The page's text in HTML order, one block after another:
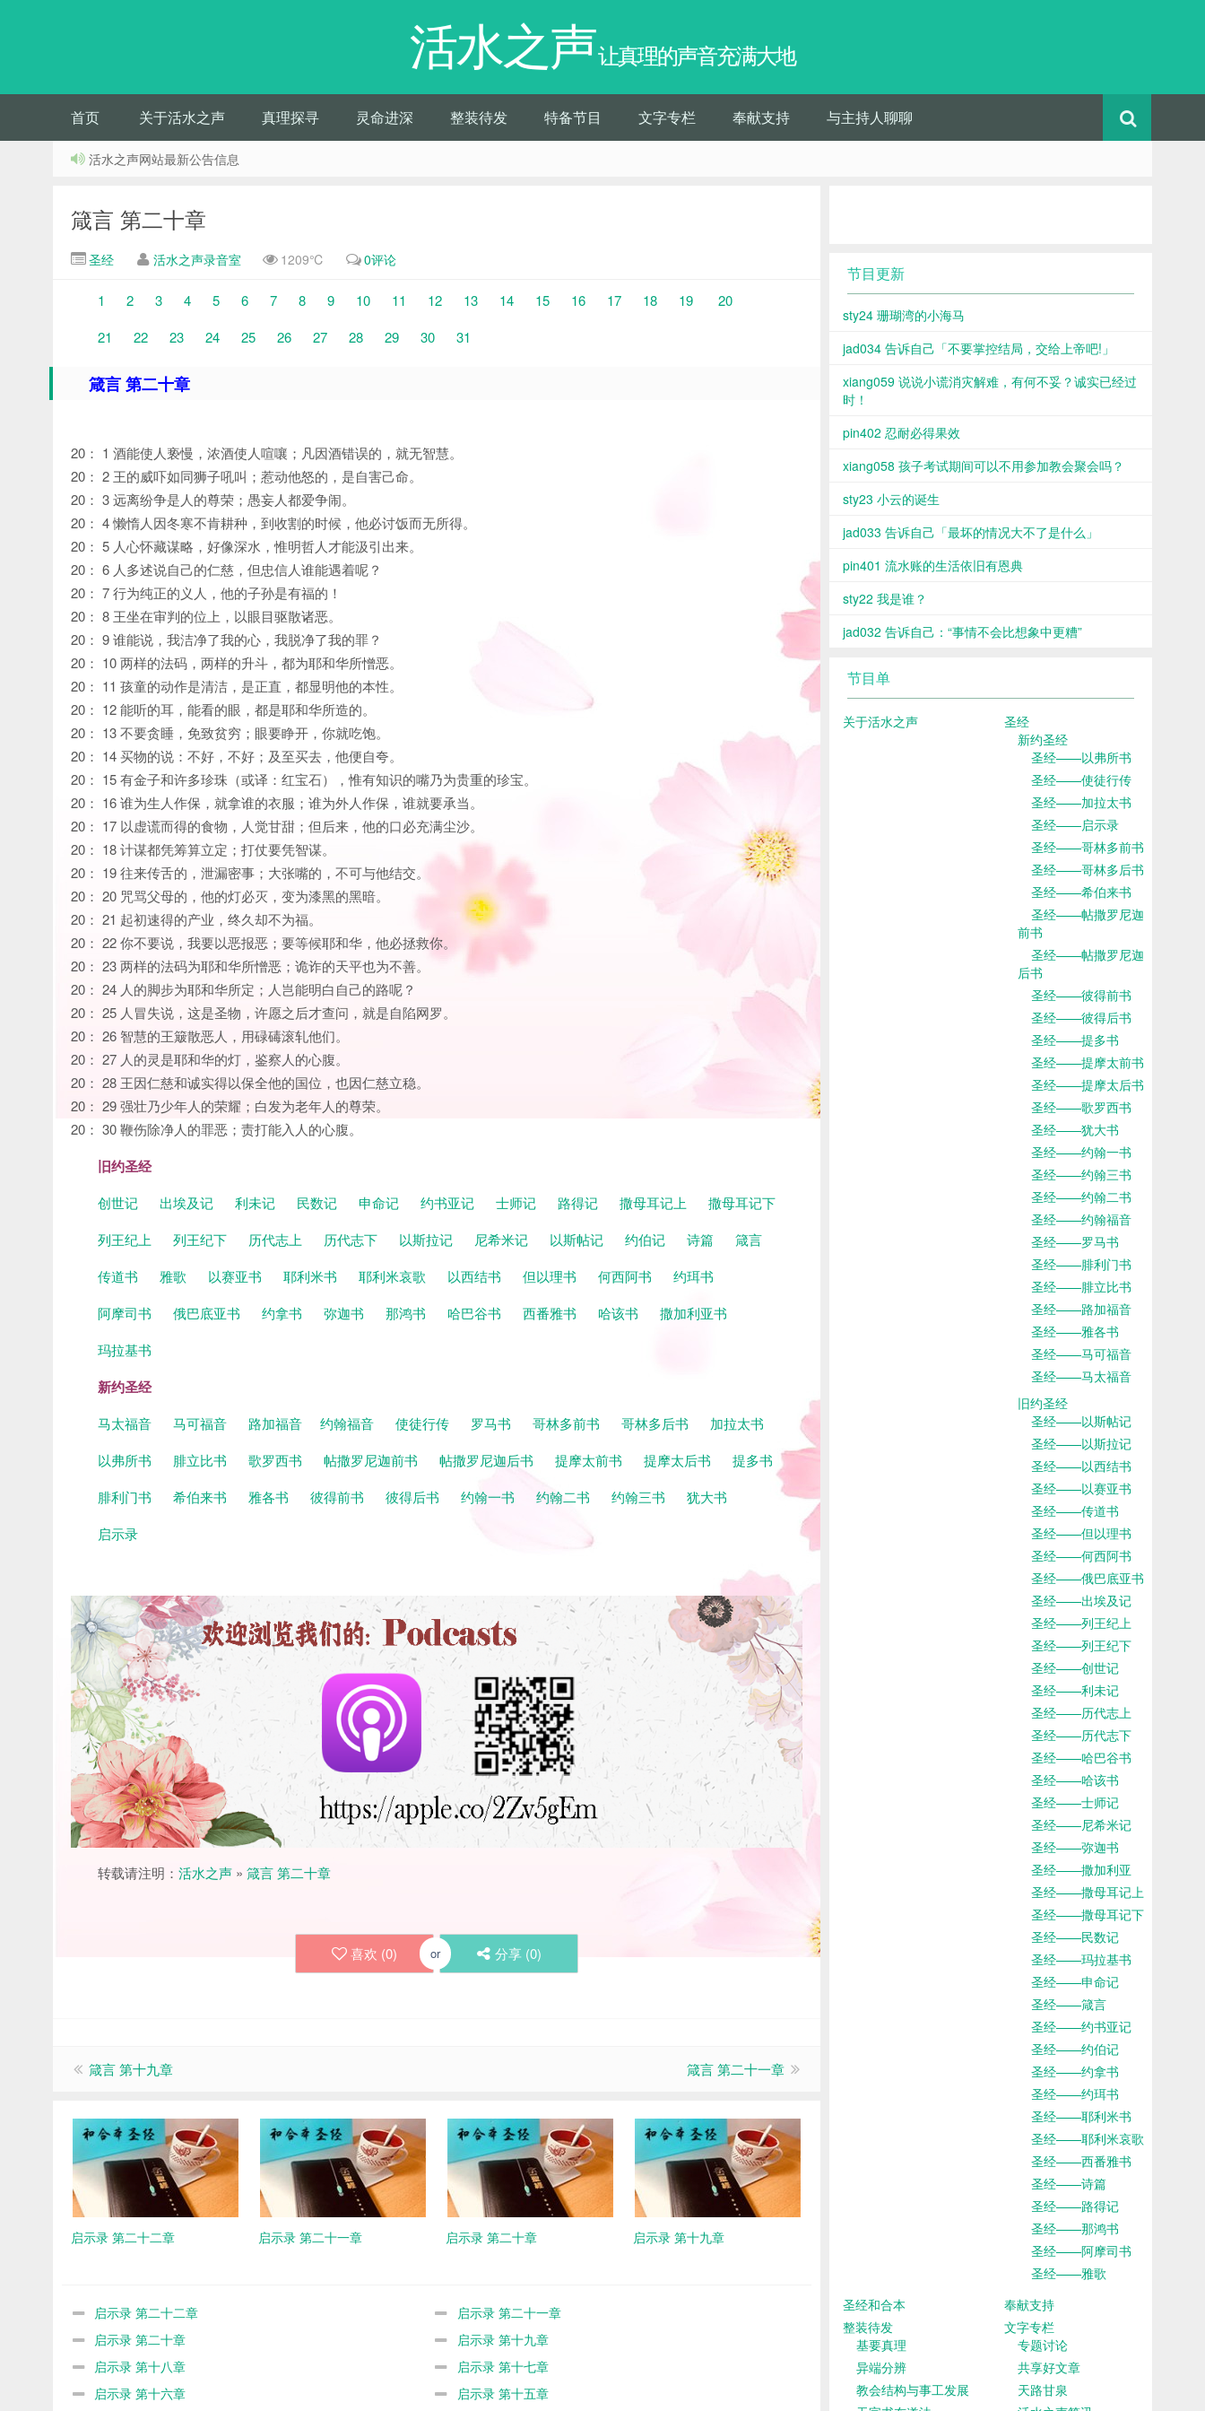
活水之声让真理的声音充满大地
首页 关于活水之声 真理探寻 灵命进深 整装待发 特备节目 文字专栏 奉献支持 与主持人聊聊
活水之声网站最新公告信息
箴言 第二十章
圣经 活水之声录音室 1209℃ 0评论
1 2 3 4 5 6 7 8 9 10 11 12 13 14 15 16 17 18 19
20
21
22 23 24 25 26 27 28 29 30 31
箴言 第二十章
20： 1 酒能使人亵慢，浓酒使人喧嚷；凡因酒错误的，就无智慧。
20： 2 王的威吓如同狮子吼叫；惹动他怒的，是自害己命。
20： 3 远离纷争是人的尊荣；愚妄人都爱争闹。
20： 4 懒惰人因冬寒不肯耕种，到收割的时候，他必讨饭而无所得。
20： 5 人心怀藏谋略，好像深水，惟明哲人才能汲引出来。
20： 6 人多述说自己的仁慈，但忠信人谁能遇着呢？
20： 7 行为纯正的义人，他的子孙是有福的！
20： 8 王坐在审判的位上，以眼目驱散诸恶。
20： 9 谁能说，我洁净了我的心，我脱净了我的罪？
20： 10 两样的法码，两样的升斗，都为耶和华所憎恶。
20： 11 孩童的动作是清洁，是正直，都显明他的本性。
20： 12 能听的耳，能看的眼，都是耶和华所造的。
20： 13 不要贪睡，免致贫穷；眼要睁开，你就吃饱。
20： 14 买物的说：不好，不好；及至买去，他便自夸。
20： 15 有金子和许多珍珠（或译：红宝石），惟有知识的嘴乃为贵重的珍宝。
20： 16 谁为生人作保，就拿谁的衣服；谁为外人作保，谁就要承当。
20： 17 以虚谎而得的食物，人觉甘甜；但后来，他的口必充满尘沙。
20： 18 计谋都凭筹算立定；打仗要凭智谋。
20： 19 往来传舌的，泄漏密事；大张嘴的，不可与他结交。
20： 20 咒骂父母的，他的灯必灭，变为漆黑的黑暗。
20： 21 起初速得的产业，终久却不为福。
20： 22 你不要说，我要以恶报恶；要等候耶和华，他必拯救你。
20： 23 两样的法码为耶和华所憎恶；诡诈的天平也为不善。
20： 24 人的脚步为耶和华所定；人岂能明白自己的路呢？
20： 25 人冒失说，这是圣物，许愿之后才查问，就是自陷网罗。
20： 26 智慧的王簸散恶人，用碌碡滚轧他们。
20： 27 人的灵是耶和华的灯，鉴察人的心腹。
20： 28 王因仁慈和诚实得以保全他的国位，也因仁慈立稳。
20： 29 强壮乃少年人的荣耀；白发为老年人的尊荣。
20： 30 鞭伤除净人的罪恶；责打能入人的心腹。
旧约圣经
创世记 出埃及记 利未记 民数记 申命记 约书亚记 士师记 路得记 撒母耳记上
撒母耳记下
列王纪上
列王纪下 历代志上 历代志下 以斯拉记 尼希米记 以斯帖记 约伯记 诗篇
箴言
传道书
雅歌 以赛亚书 耶利米书 耶利米哀歌 以西结书 但以理书 何西阿书
约珥书
阿摩司书
俄巴底亚书 约拿书 弥迦书 那鸿书 哈巴谷书 西番雅书 哈该书
撒加利亚书
玛拉基书
新约圣经
马太福音 马可福音 路加福音 约翰福音 使徒行传 罗马书 哥林多前书 哥林多后书
加拉太书
以弗所书
腓立比书 歌罗西书 帖撒罗尼迦前书 帖撒罗尼迦后书 提摩太前书 提摩太后书
提多书
腓利门书
希伯来书 雅各书 彼得前书 彼得后书 约翰一书 约翰二书 约翰三书
犹大书
启示录
转载请注明： 活水之声 » 箴言 第二十章
喜欢 (0) or 分享 (0)
箴言 第十九章 箴言 第二十一章
启示录 第二十二章 启示录 第二十一章 启示录 第二十章 启示录 第十九章
启示录 第二十二章
启示录 第二十一章
启示录 第二十章
启示录 第十九章
启示录 第十八章
启示录 第十七章
启示录 第十六章
启示录 第十五章
节目更新
sty24 珊瑚湾的小海马
jad034 告诉自己「不要掌控结局，交给上帝吧!」
xiang059 说说小谎消灾解难，有何不妥？诚实已经过
时！
pin402 忍耐必得果效
xiang058 孩子考试期间可以不用参加教会聚会吗？
sty23 小云的诞生
jad033 告诉自己「最坏的情况大不了是什么」
pin401 流水账的生活依旧有恩典
sty22 我是谁？
jad032 告诉自己：“事情不会比想象中更糟”
节目单
关于活水之声
圣经
新约圣经
圣经——以弗所书
圣经——使徒行传
圣经——加拉太书
圣经——启示录
圣经——哥林多前书
圣经——哥林多后书
圣经——希伯来书
圣经——帖撒罗尼迦
前书
圣经——帖撒罗尼迦
后书
圣经——彼得前书
圣经——彼得后书
圣经——提多书
圣经——提摩太前书
圣经——提摩太后书
圣经——歌罗西书
圣经——犹大书
圣经——约翰一书
圣经——约翰三书
圣经——约翰二书
圣经——约翰福音
圣经——罗马书
圣经——腓利门书
圣经——腓立比书
圣经——路加福音
圣经——雅各书
圣经——马可福音
圣经——马太福音
旧约圣经
圣经——以斯帖记
圣经——以斯拉记
圣经——以西结书
圣经——以赛亚书
圣经——传道书
圣经——但以理书
圣经——何西阿书
圣经——俄巴底亚书
圣经——出埃及记
圣经——列王纪上
圣经——列王纪下
圣经——创世记
圣经——利未记
圣经——历代志上
圣经——历代志下
圣经——哈巴谷书
圣经——哈该书
圣经——士师记
圣经——尼希米记
圣经——弥迦书
圣经——撒加利亚
圣经——撒母耳记上
圣经——撒母耳记下
圣经——民数记
圣经——玛拉基书
圣经——申命记
圣经——箴言
圣经——约书亚记
圣经——约伯记
圣经——约拿书
圣经——约珥书
圣经——耶利米书
圣经——耶利米哀歌
圣经——西番雅书
圣经——诗篇
圣经——路得记
圣经——那鸿书
圣经——阿摩司书
圣经——雅歌
圣经和合本
奉献支持
整装待发
基要真理
异端分辨
教会结构与事工发展
文字专栏
专题讨论
共享好文章
天路甘泉